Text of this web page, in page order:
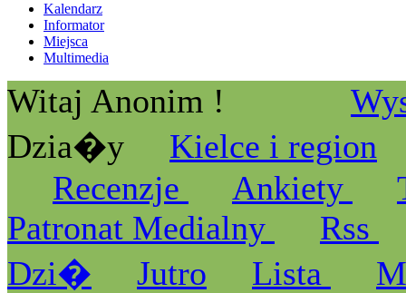
Kalendarz
Informator
Miejsca
Multimedia
Witaj Anonim !
Dzia�y
Kielce i region
Recenzje
Ankiety
Patronat Medialny
Rss
Dzi�
Jutro Lista